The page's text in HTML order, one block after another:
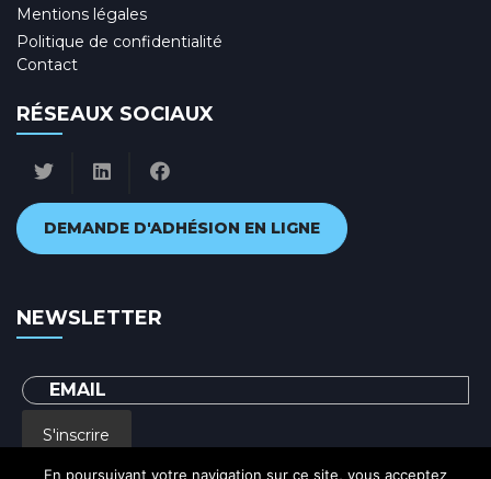
Mentions légales
Politique de confidentialité
Contact
RÉSEAUX SOCIAUX
DEMANDE D'ADHÉSION EN LIGNE
NEWSLETTER
S'inscrire
En poursuivant votre navigation sur ce site, vous acceptez